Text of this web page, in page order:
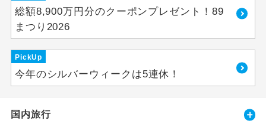
総額8,900万円分のクーポンプレゼント！89
まつり2026
PickUp
今年のシルバーウィークは5連休！
国内旅行